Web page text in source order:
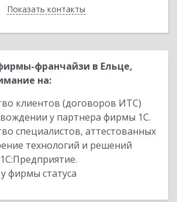
Показать контакты
Назад
франчайзи в Ельце,
на:
клиентов (договоров ИТС)
у партнера фирмы 1С.
специалистов, аттестованных
технологий и решений
фирмы статуса